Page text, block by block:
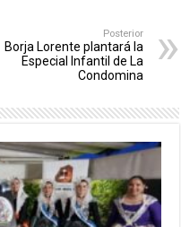
Posterior
Borja Lorente plantará la
Especial Infantil de La
Condomina